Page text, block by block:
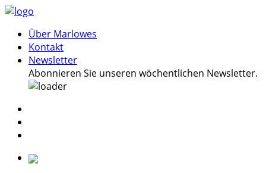
Über Marlowes
Kontakt
Newsletter
Abonnieren Sie unseren wöchentlichen Newsletter.